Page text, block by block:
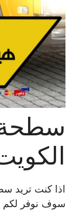
سطحة
اذا كنت تريد
سوف نوفر لكم